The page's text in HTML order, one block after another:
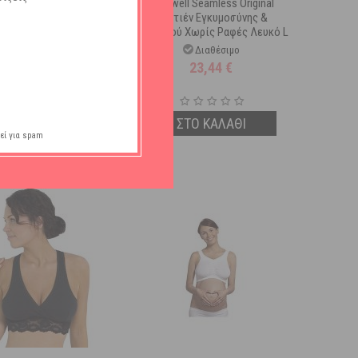
Σουτιέν Θηλασμού
Carriwell Seamless Original
Σουτιέν Εγκυμοσύνης &
Θηλασμού Χωρίς Ραφές Λευκό L
Διαθέσιμο
23,44 €
ΣΤΟ ΚΑΛΑΘΙ
για spam